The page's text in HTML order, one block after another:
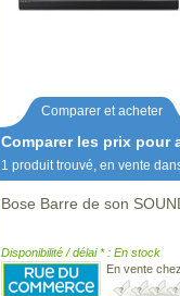
Comparer et acheter
Comparer les prix pour
1 produit trouvé, en vente
Bose Barre de son
Disponibilité / délai * : En stock
En vente chez